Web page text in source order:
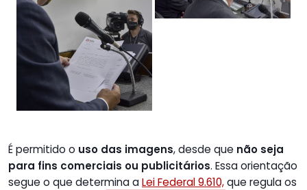
É permitido o uso das imagens, desde que não seja
para fins comerciais ou publicitários. Essa orientação
segue o que determina aLei Federal 9.610,que regula os